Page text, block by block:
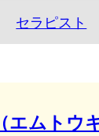
セラピスト
ムトウ